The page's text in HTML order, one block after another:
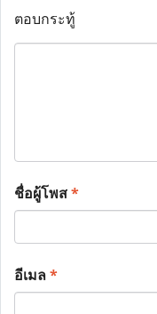
ตอบกระทู้
ชื่อผู้โพส*
อีเมล*